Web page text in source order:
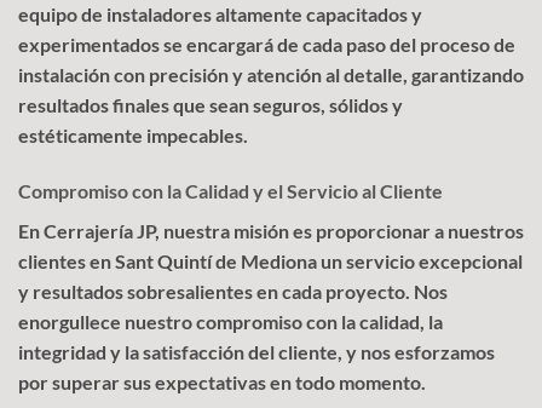
equipo de instaladores altamente capacitados y
experimentados se encargará de cada paso del proceso de
instalación con precisión y atención al detalle, garantizando
resultados finales que sean seguros, sólidos y
estéticamente impecables.
Compromiso con la Calidad y el Servicio al Cliente
En Cerrajería JP, nuestra misión es proporcionar a nuestros
clientes en Sant Quintí de Mediona un servicio excepcional
y resultados sobresalientes en cada proyecto. Nos
enorgullece nuestro compromiso con la calidad, la
integridad y la satisfacción del cliente, y nos esforzamos
por superar sus expectativas en todo momento.